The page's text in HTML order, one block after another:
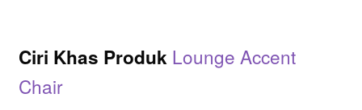
Ciri Khas Produk Lounge Accent
Chair